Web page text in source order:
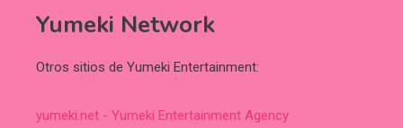
Yumeki Network
Otros sitios de Yumeki Entertainment:
yumeki.net - Yumeki Entertainment Agency